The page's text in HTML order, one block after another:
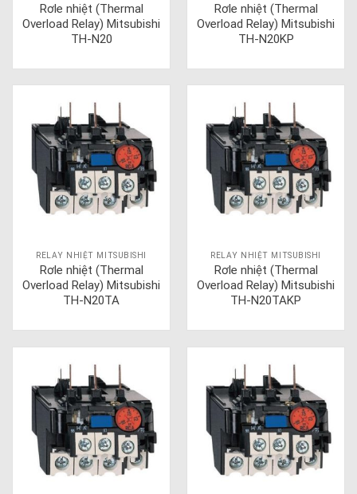
Rơle nhiệt (Thermal
Overload Relay) Mitsubishi
TH-N20
Rơle nhiệt (Thermal
Overload Relay) Mitsubishi
TH-N20KP
RELAY NHIỆT MITSUBISHI
Rơle nhiệt (Thermal
Overload Relay) Mitsubishi
TH-N20TA
RELAY NHIỆT MITSUBISHI
Rơle nhiệt (Thermal
Overload Relay) Mitsubishi
TH-N20TAKP